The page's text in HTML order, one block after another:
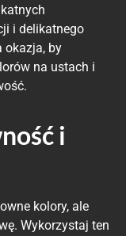
i delikatnego
okazja, by
na ustach i
i
kolory, ale
Wykorzystaj ten